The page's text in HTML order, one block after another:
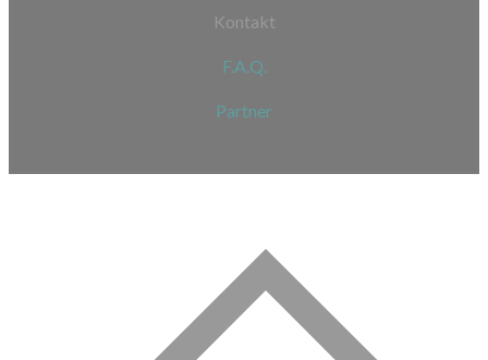
Kontakt
F.A.Q.
Partner